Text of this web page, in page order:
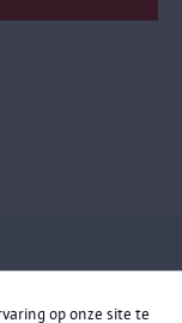
op onze site te